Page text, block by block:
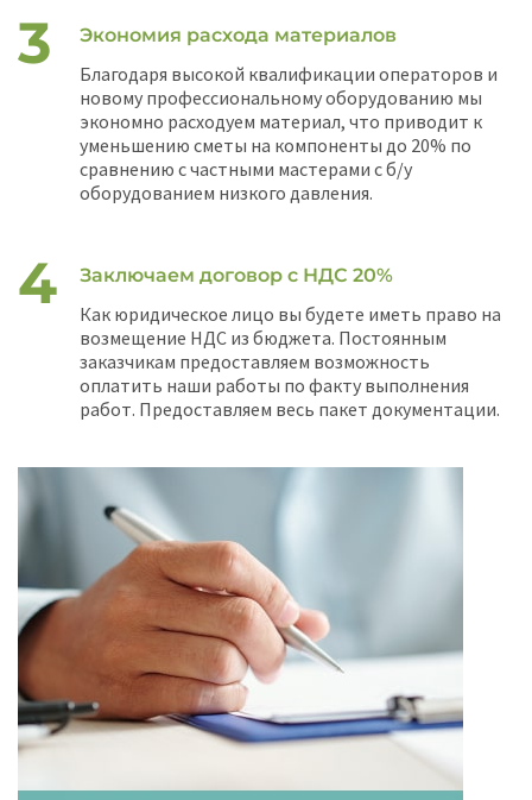
Экономия расхода материалов
Благодаря высокой квалификации операторов и
новому профессиональному оборудованию мы
экономно расходуем материал, что приводит к
уменьшению сметы на компоненты до 20% по
сравнению с частными мастерами с б/у
оборудованием низкого давления.
Заключаем договор с НДС 20%
Как юридическое лицо вы будете иметь право на
возмещение НДС из бюджета. Постоянным
заказчикам предоставляем возможность
оплатить наши работы по факту выполнения
работ. Предоставляем весь пакет документации.